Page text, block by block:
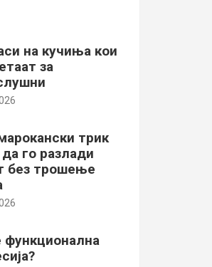
на кучиња кои
за
трик
го разлади
без трошење